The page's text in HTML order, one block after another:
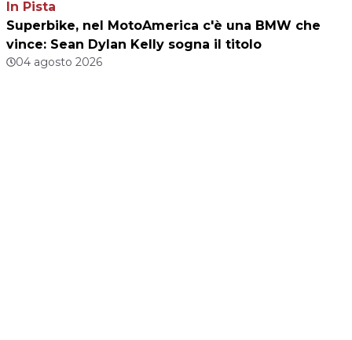
In Pista
Superbike, nel MotoAmerica c'è una BMW che
vince: Sean Dylan Kelly sogna il titolo
04 agosto 2026